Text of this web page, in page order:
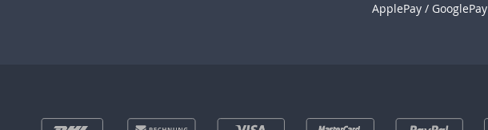
ApplePay / GooglePay